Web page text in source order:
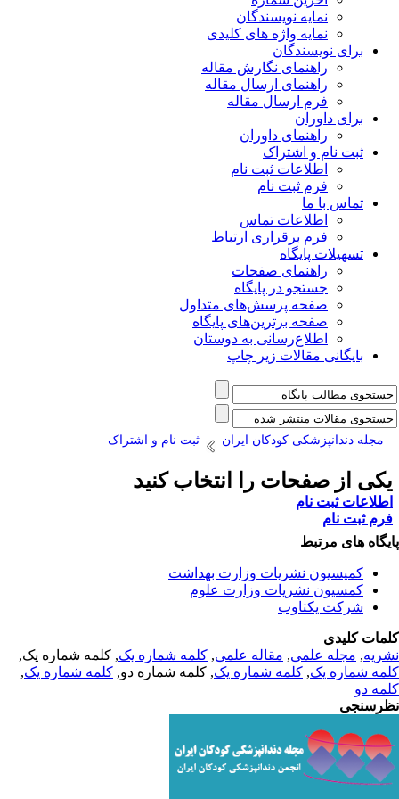
نمایه نویسندگان
نمایه واژه های کلیدی
برای نویسندگان
راهنمای نگارش مقاله
راهنمای ارسال مقاله
فرم ارسال مقاله
برای داوران
راهنمای داوران
ثبت نام و اشتراک
اطلاعات ثبت نام
فرم ثبت نام
تماس با ما
اطلاعات تماس
فرم برقراری ارتباط
تسهیلات پایگاه
راهنمای صفحات
جستجو در پایگاه
صفحه پرسش‌های متداول
صفحه برترین‌های پایگاه
اطلاع‌رسانی به دوستان
بایگانی مقالات زیر چاپ
مجله دندانپزشکی کودکان ایران ثبت نام و اشتراک
از صفحات را انتخاب کنید
ثبت نام
ثبت نام
های مرتبط
کمیسیون نشریات وزارت بهداشت
کمسیون نشریات وزارت علوم
شرکت یکتاوب
کلیدی
,مجله علمی, مقاله علمی, کلمه شماره یک, کلمه شماره یک,
شماره یک,کلمه شماره یک, کلمه شماره دو,کلمه شماره یک,
دو